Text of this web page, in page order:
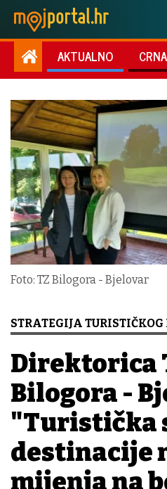
AKTUALNO
Foto: TZ Bilogora - Bjelovar
STRATEGIJA
Direktorica
Bilogora -
"Turistička
destinacije
mijenja na